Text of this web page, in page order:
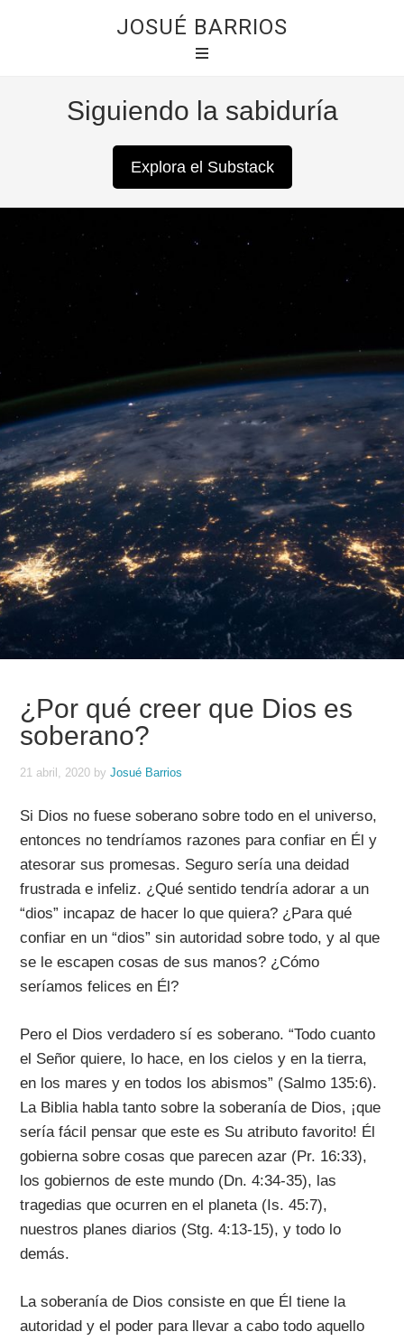
JOSUÉ BARRIOS
Siguiendo la sabiduría
Explora el Substack
¿Por qué creer que Dios es
soberano?
21 abril, 2020 byJosué Barrios
Si Dios no fuese soberano sobre todo en el universo,
entonces no tendríamos razones para confiar en Él y
atesorar sus promesas. Seguro sería una deidad
frustrada e infeliz. ¿Qué sentido tendría adorar a un
“dios” incapaz de hacer lo que quiera? ¿Para qué
confiar en un “dios” sin autoridad sobre todo, y al que
se le escapen cosas de sus manos? ¿Cómo
seríamos felices en Él?
Pero el Dios verdadero sí es soberano. “Todo cuanto
el Señor quiere, lo hace, en los cielos y en la tierra,
en los mares y en todos los abismos” (Salmo 135:6).
La Biblia habla tanto sobre la soberanía de Dios, ¡que
sería fácil pensar que este es Su atributo favorito! Él
gobierna sobre cosas que parecen azar (Pr. 16:33),
los gobiernos de este mundo (Dn. 4:34-35), las
tragedias que ocurren en el planeta (Is. 45:7),
nuestros planes diarios (Stg. 4:13-15), y todo lo
demás.
La soberanía de Dios consiste en que Él tiene la
autoridad y el poder para llevar a cabo todo aquello